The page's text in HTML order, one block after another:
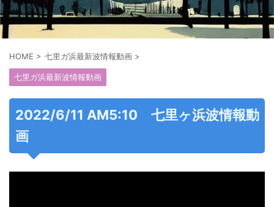
HOME > 七里ガ浜最新波情報動画 >
七里ガ浜最新波情報動画
2022/6/11 AM5:10 七里ヶ浜波情報動
画